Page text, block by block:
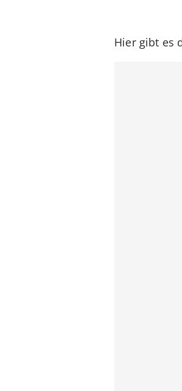
Hier gibt es